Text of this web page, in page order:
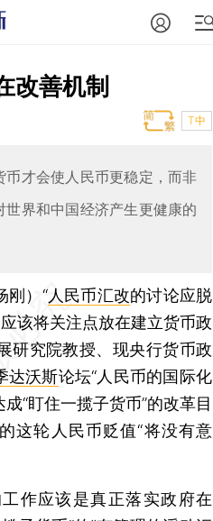
改善机制
T中
才会使人民币更稳定，而非
界和中国经济产生更健康的
） “人民币汇改的讨论应脱
该将关注点放在建立货币政
研究院教授、现央行货币政
达沃斯论坛“人民币的国际化
“盯住一揽子货币”的改革目
这轮人民币贬值“将没有意
应该是真正落实政府在